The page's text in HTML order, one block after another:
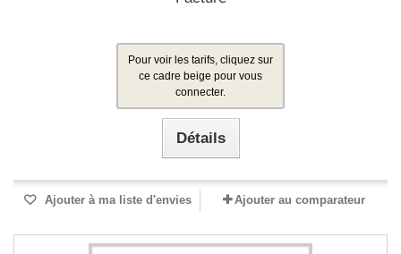
Pour voir les tarifs, cliquez sur
ce cadre beige pour vous
connecter.
Détails
Ajouter à ma liste d'envies Ajouter au comparateur